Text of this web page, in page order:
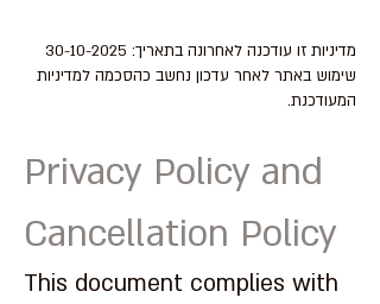
מדיניות זו עודכנה לאחרונה בתאריך: 30-10-2025
שימוש באתר לאחר עדכון נחשב כהסכמה למדיניות
המעודכנת.
Privacy Policy and
Cancellation Policy
This document complies with